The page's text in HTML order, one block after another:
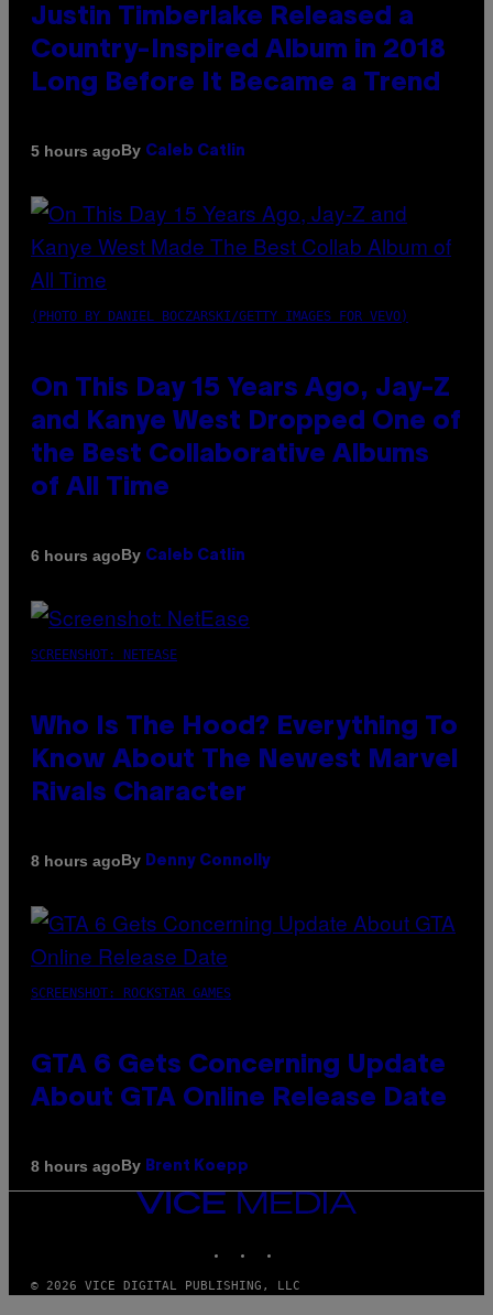
Justin Timberlake Released a
Country-Inspired Album in 2018
Long Before It Became a Trend
5 hours agoBy Caleb Catlin
(PHOTO BY DANIEL BOCZARSKI/GETTY IMAGES FOR VEVO)
On This Day 15 Years Ago, Jay-Z
and Kanye West Dropped One of
the Best Collaborative Albums
of All Time
6 hours agoBy Caleb Catlin
SCREENSHOT: NETEASE
Who Is The Hood? Everything To
Know About The Newest Marvel
Rivals Character
8 hours agoBy Denny Connolly
SCREENSHOT: ROCKSTAR GAMES
GTA 6 Gets Concerning Update
About GTA Online Release Date
8 hours agoBy Brent Koepp
VICE
© 2026 VICE DIGITAL PUBLISHING, LLC